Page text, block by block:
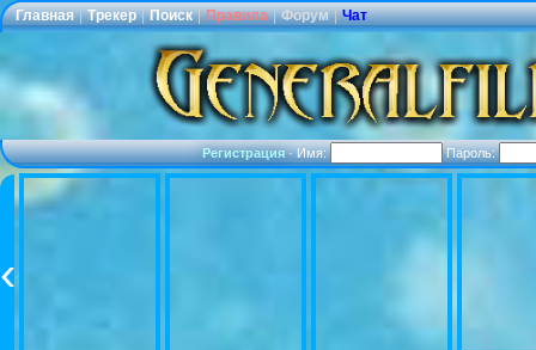
Главная | Трекер | Поиск | Правила | Форум | Чат
Регистрация·Имя: Пароль: